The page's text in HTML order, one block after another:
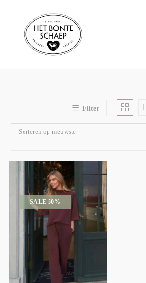
Filter
Sorteren op nieuwste
SALE 50%